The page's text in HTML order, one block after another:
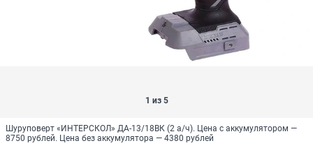
1 из 5
Шуруповерт «ИНТЕРСКОЛ» ДА-13/18ВК (2 а/ч). Цена с аккумулятором —
8750 рублей. Цена без аккумулятора — 4380 рублей